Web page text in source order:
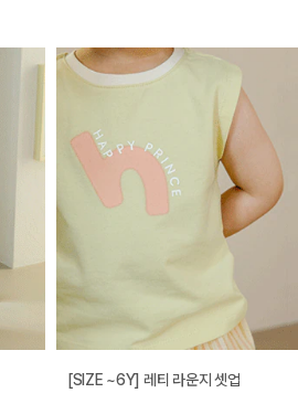
[SIZE ~6Y] 레티 라운지 셋업